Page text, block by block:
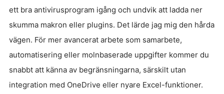
ett bra antivirusprogram igång och undvik att ladda ner
skumma makron eller plugins. Det lärde jag mig den hårda
vägen. För mer avancerat arbete som samarbete,
automatisering eller molnbaserade uppgifter kommer du
snabbt att känna av begränsningarna, särskilt utan
integration med OneDrive eller nyare Excel-funktioner.